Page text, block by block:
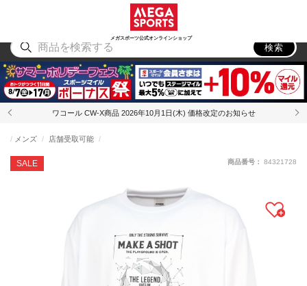
メガスポーツ公式オンラインショップ
アウトドア
検索
ワコール CW-X商品 2026年10月1日(木) 価格改定のお知らせ
SALE
メンズ 店舗受取可能
商品番号： 84321728